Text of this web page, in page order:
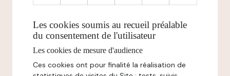
Les cookies soumis au recueil préalable
du consentement de l'utilisateur
Les cookies de mesure d'audience
Ces cookies ont pour finalité la réalisation de